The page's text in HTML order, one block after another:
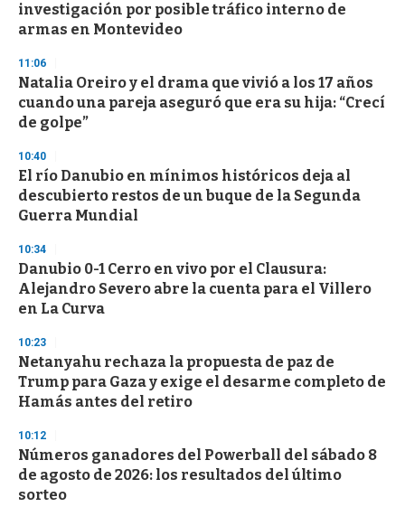
investigación por posible tráfico interno de
armas en Montevideo
11:06
Natalia Oreiro y el drama que vivió a los 17 años
cuando una pareja aseguró que era su hija: “Crecí
de golpe”
10:40
El río Danubio en mínimos históricos deja al
descubierto restos de un buque de la Segunda
Guerra Mundial
10:34
Danubio 0-1 Cerro en vivo por el Clausura:
Alejandro Severo abre la cuenta para el Villero
en La Curva
10:23
Netanyahu rechaza la propuesta de paz de
Trump para Gaza y exige el desarme completo de
Hamás antes del retiro
10:12
Números ganadores del Powerball del sábado 8
de agosto de 2026: los resultados del último
sorteo